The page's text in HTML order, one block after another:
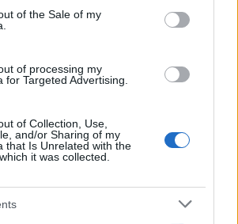
of the Sale of my
of processing my
for Targeted Advertising.
of Collection, Use,
and/or Sharing of my
that Is Unrelated with the
it was collected.
n
re
st
h
s
A
h
re
articolo